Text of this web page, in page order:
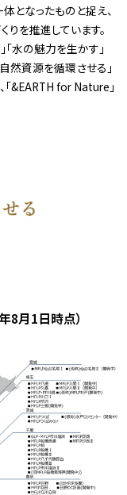
となったものと捉え、
りを推進しています。
水の魅力を生かす」
然資源を循環させる」
「&EARTH for Nature」
8月1日時点）